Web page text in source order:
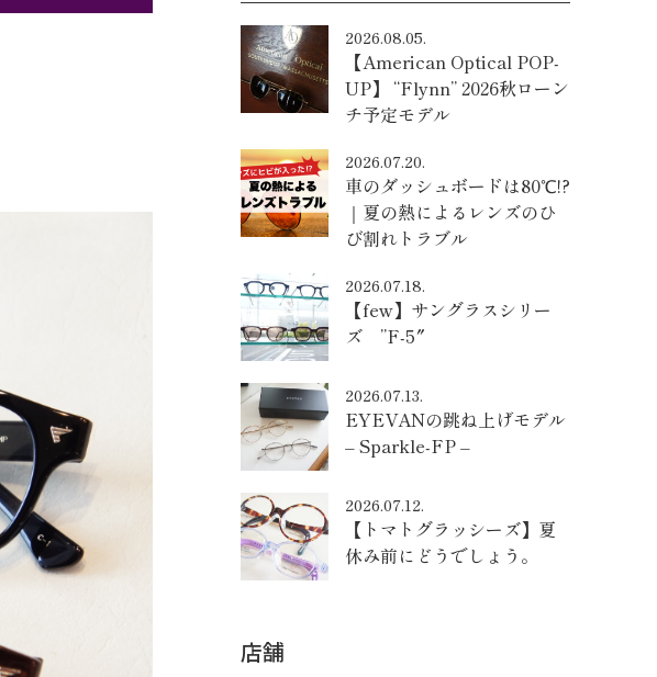
2026.08.05.
【American Optical POP-
UP】 “Flynn” 2026秋ローン
チ予定モデル
2026.07.20.
車のダッシュボードは80℃!?
｜夏の熱によるレンズのひ
び割れトラブル
2026.07.18.
【few】サングラスシリー
ズ ”F-5″
2026.07.13.
EYEVANの跳ね上げモデル
– Sparkle-FP –
2026.07.12.
【トマトグラッシーズ】夏
休み前にどうでしょう。
店舗